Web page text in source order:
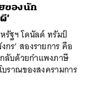
ของนัก
’
รัฐฯ โดนัลด์ ทรัมป์
ร’ สองรายการ คือ
ลับด้วยกำแพงภาษี
ราณของสงครามการ